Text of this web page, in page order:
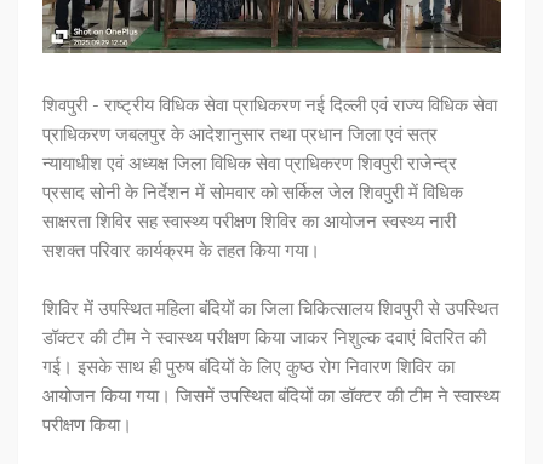
शिवपुरी - राष्ट्रीय विधिक सेवा प्राधिकरण नई दिल्ली एवं राज्य विधिक सेवा
प्राधिकरण जबलपुर के आदेशानुसार तथा प्रधान जिला एवं सत्र
न्यायाधीश एवं अध्यक्ष जिला विधिक सेवा प्राधिकरण शिवपुरी राजेन्द्र
प्रसाद सोनी के निर्देशन में सोमवार को सर्किल जेल शिवपुरी में विधिक
साक्षरता शिविर सह स्वास्थ्य परीक्षण शिविर का आयोजन स्वस्थ्य नारी
सशक्त परिवार कार्यक्रम के तहत किया गया।
शिविर में उपस्थित महिला बंदियों का जिला चिकित्सालय शिवपुरी से उपस्थित
डॉक्टर की टीम ने स्वास्थ्य परीक्षण किया जाकर निशुल्क दवाएं वितरित की
गई। इसके साथ ही पुरुष बंदियों के लिए कुष्ठ रोग निवारण शिविर का
आयोजन किया गया। जिसमें उपस्थित बंदियों का डॉक्टर की टीम ने स्वास्थ्य
परीक्षण किया।